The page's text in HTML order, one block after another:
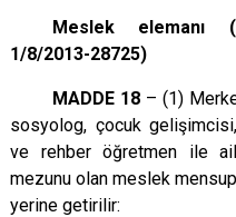
Meslek elemanı
1/8/2013-28725)
MADDE 18– (1)
sosyolog, çocuk
ve rehber öğretmen ile
mezunu olan meslek
yerine getirilir: